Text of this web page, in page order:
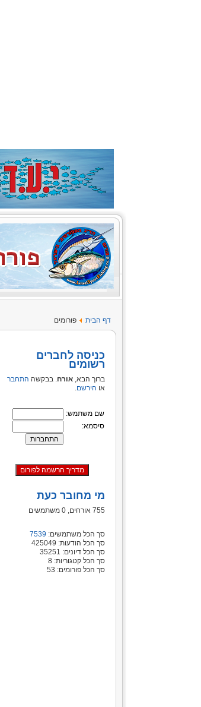
דף הבית פורומים
כניסה לחברים
רשומים
ברוך הבא, אורח. בבקשה התחבר
או הירשם.
שם משתמש:
סיסמא:
מי מחובר כעת
755 אורחים, 0 משתמשים
סך הכל משתמשים: 7539
סך הכל הודעות: 425049
סך הכל דיונים: 35251
סך הכל קטגוריות: 8
סך הכל פורומים: 53